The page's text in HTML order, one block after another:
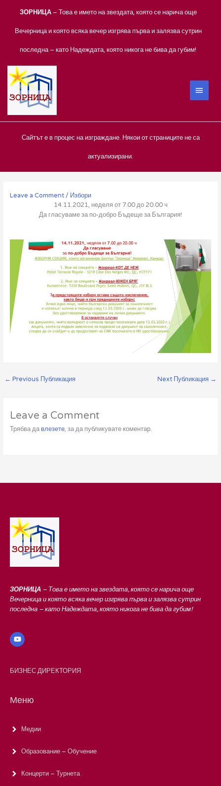
ЗОРНИЦА– Това е името на звездата, която се нарича още
Вечерница и която всяка вечер изгрява първа и залязва сутрин
последна – като Надеждата, която никога не бива да губим!
MAIN
Сайтът е в процес на изграждане. Някои от страниците не са
актуализирани.
Leave a Comment / Избори
14.11.2021, неделя от 7.00 до 20.00 ч
Да гласуваме за по-добро Бъдеще за България!
← Previous Публикация Next Публикация →
Leave a Comment
Трябва да влезете, за да публикувате коментар.
ЗОРНИЦА – Това е името на звездата, която се нарича още
Вечерница и която всяка вечер изгрява първа и залязва сутрин
последна – като Надеждата, която никога не бива да губим!
БИЗНЕС ДИРЕКТОРИЯ
Меню
Медии
Образование – Обучение
Концерти – Турнета